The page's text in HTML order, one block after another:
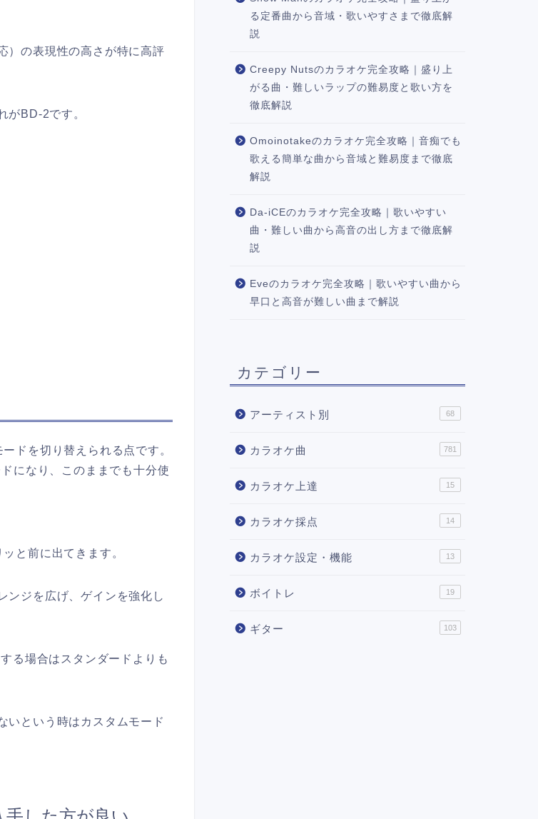
）の表現性の高さが特に高評
がBD-2です。
ドを切り替えられる点です。
になり、このままでも十分使
と前に出てきます。
ンジを広げ、ゲインを強化し
る場合はスタンダードよりも
いという時はカスタムモード
る定番曲から音域・歌いやすさまで徹底解
説
Creepy Nutsのカラオケ完全攻略｜盛り上
がる曲・難しいラップの難易度と歌い方を
徹底解説
Omoinotakeのカラオケ完全攻略｜音痴でも
歌える簡単な曲から音域と難易度まで徹底
解説
Da-iCEのカラオケ完全攻略｜歌いやすい
曲・難しい曲から高音の出し方まで徹底解
説
Eveのカラオケ完全攻略｜歌いやすい曲から
早口と高音が難しい曲まで解説
カテゴリー
アーティスト別 68
カラオケ曲 781
カラオケ上達 15
カラオケ採点 14
カラオケ設定・機能 13
ボイトレ 19
ギター 103